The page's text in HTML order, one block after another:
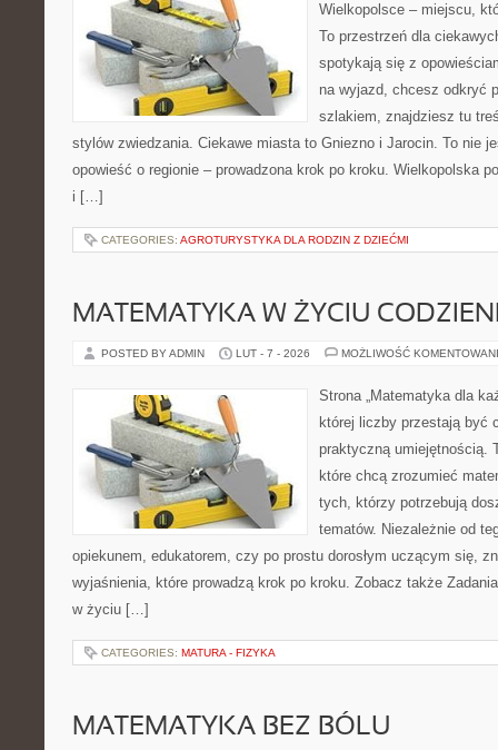
Wielkopolsce – miejscu,
To przestrzeń dla
spotykają się z
na wyjazd, chcesz odkryć
szlakiem, znajdziesz tu
stylów zwiedzania. Ciekawe miasta to Gniezno i Jarocin. To nie
opowieść o regionie – prowadzona krok po kroku. Wielkopolska
i […]
CATEGORIES: AGROTURYSTYKA DLA RODZIN Z DZIEĆMI
MATEMATYKA W ŻYCIU
POSTED BY ADMIN LUT - 7 - 2026 MOŻLIWOŚĆ
Strona „Matematyka dla
której liczby przestają być
praktyczną umiejętnością.
które chcą zrozumieć
tych, którzy potrzebują
tematów. Niezależnie od
opiekunem, edukatorem, czy po prostu dorosłym uczącym się,
wyjaśnienia, które prowadzą krok po kroku. Zobacz także
w życiu […]
CATEGORIES: MATURA - FIZYKA
MATEMATYKA BEZ BÓLU